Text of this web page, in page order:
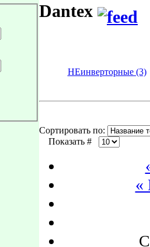
Dantex
НЕинверторные (3)
Сортировать по:
Показать #
«